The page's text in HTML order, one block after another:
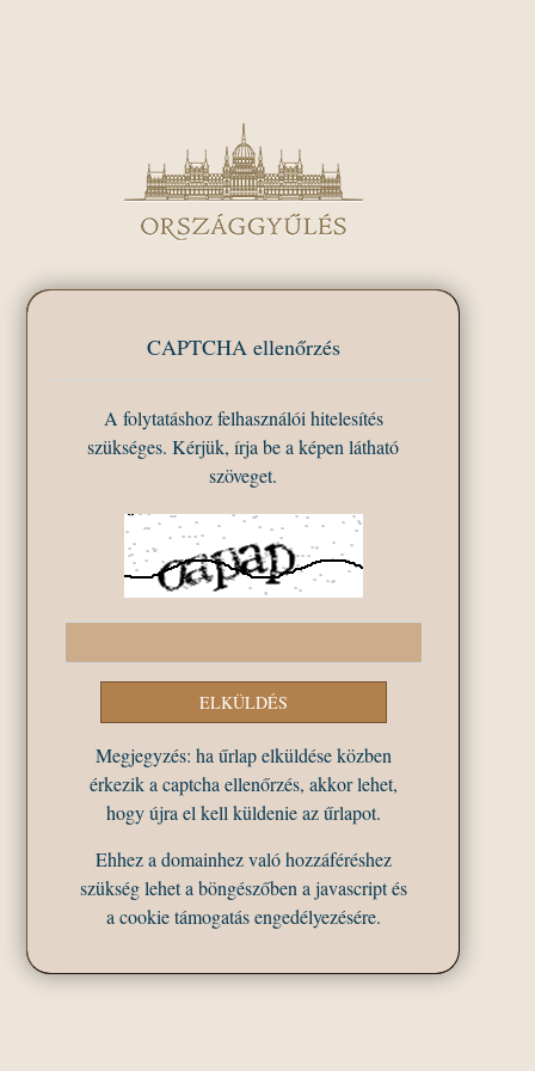
CAPTCHA ellenőrzés
A folytatáshoz felhasználói hitelesítés
szükséges. Kérjük, írja be a képen látható
szöveget.
Megjegyzés: ha űrlap elküldése közben
érkezik a captcha ellenőrzés, akkor lehet,
hogy újra el kell küldenie az űrlapot.
Ehhez a domainhez való hozzáféréshez
szükség lehet a böngészőben a javascript és
a cookie támogatás engedélyezésére.